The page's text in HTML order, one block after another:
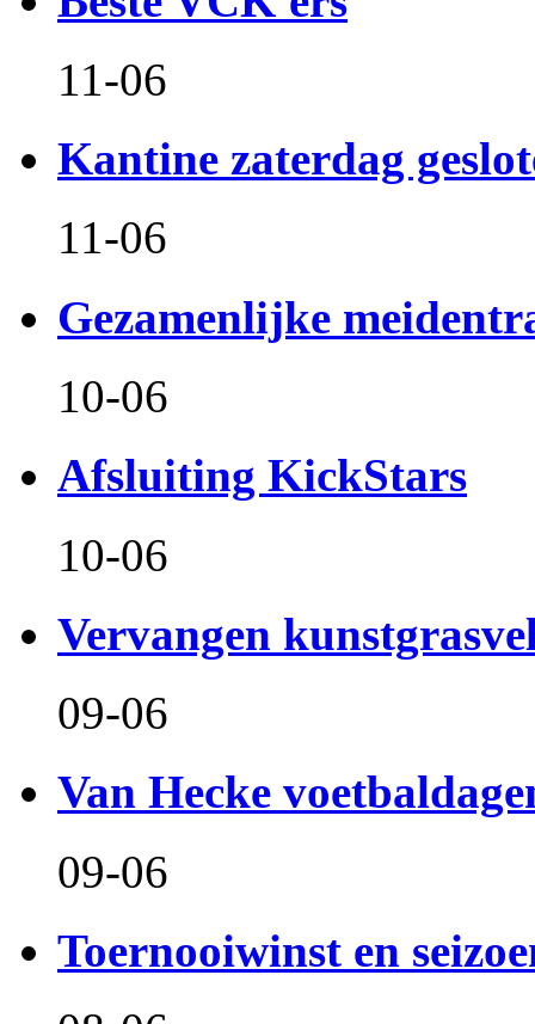
11-06
Kantine zaterdag
11-06
Gezamenlijke
10-06
Afsluiting KickStars
10-06
Vervangen
09-06
Van Hecke
09-06
Toernooiwinst en